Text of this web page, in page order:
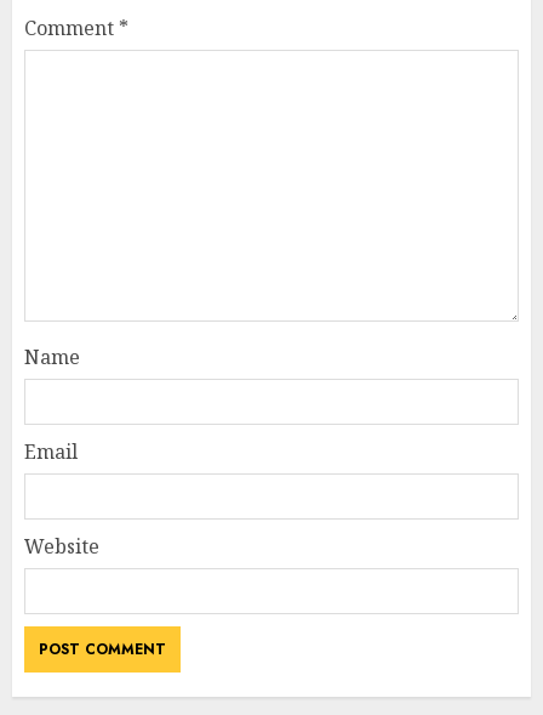
Comment *
Name
Email
Website